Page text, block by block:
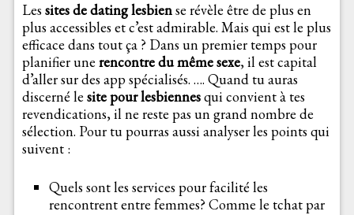
Les sites de dating lesbiense révèle être de plus en
plus accessibles et c’est admirable. Mais qui est le plus
efficace dans tout ça ? Dans un premier temps pour
planifier une rencontre du même sexe, il est capital
d’aller sur des app spécialisés. …. Quand tu auras
discerné le site pour lesbiennesqui convient à tes
revendications, il ne reste pas un grand nombre de
sélection. Pour tu pourras aussi analyser les points qui
suivent :
Quels sont les services pour facilité les
rencontrent entre femmes? Comme le tchat par